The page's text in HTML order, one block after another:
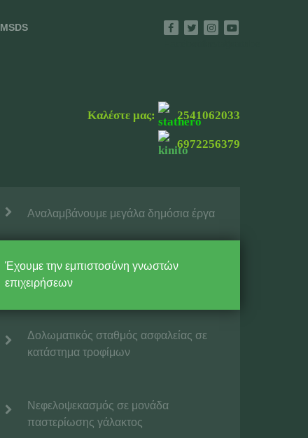
MSDS
Καλέστε μας: 2541062033
6972256379
Aναλαμβάνουμε μεγάλα δημόσια έργα
Έχουμε την εμπιστοσύνη γνωστών
επιχειρήσεων
Δολωματικός σταθμός ασφαλείας σε
κατάστημα τροφίμων
Νεφελοψεκασμός σε μονάδα
παστερίωσης γάλακτος